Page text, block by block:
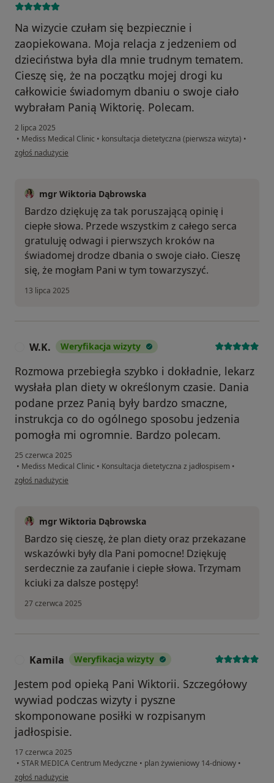
Na wizycie czułam się bezpiecznie i
zaopiekowana. Moja relacja z jedzeniem od
dzieciństwa była dla mnie trudnym tematem.
Cieszę się, że na początku mojej drogi ku
całkowicie świadomym dbaniu o swoje ciało
wybrałam Panią Wiktorię. Polecam.
2 lipca 2025
• Mediss Medical Clinic • konsultacja dietetyczna (pierwsza wizyta) •
w opinii użytkownika Urszula
zgłoś nadużycie
mgr Wiktoria Dąbrowska
Bardzo dziękuję za tak poruszającą opinię i
ciepłe słowa. Przede wszystkim z całego serca
gratuluję odwagi i pierwszych kroków na
świadomej drodze dbania o swoje ciało. Cieszę
się, że mogłam Pani w tym towarzyszyć.
13 lipca 2025
W.K. Weryfikacja wizyty
Rozmowa przebiegła szybko i dokładnie, lekarz
wysłała plan diety w określonym czasie. Dania
podane przez Panią były bardzo smaczne,
instrukcja co do ogólnego sposobu jedzenia
pomogła mi ogromnie. Bardzo polecam.
25 czerwca 2025
• Mediss Medical Clinic • Konsultacja dietetyczna z jadłospisem •
w opinii użytkownika W.K.
zgłoś nadużycie
mgr Wiktoria Dąbrowska
Bardzo się cieszę, że plan diety oraz przekazane
wskazówki były dla Pani pomocne! Dziękuję
serdecznie za zaufanie i ciepłe słowa. Trzymam
kciuki za dalsze postępy!
27 czerwca 2025
Kamila Weryfikacja wizyty
Jestem pod opieką Pani Wiktorii. Szczegółowy
wywiad podczas wizyty i pyszne
skomponowane posiłki w rozpisanym
jadłospisie.
17 czerwca 2025
• STAR MEDICA Centrum Medyczne • plan żywieniowy 14-dniowy •
w opinii użytkownika Kamila
zgłoś nadużycie